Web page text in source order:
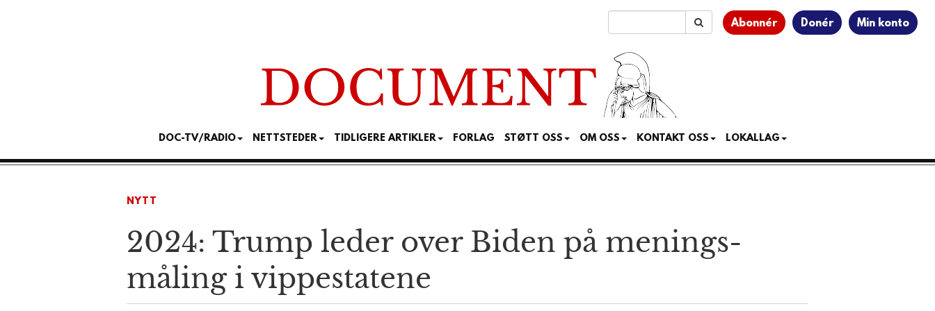
Abonnér Donér Min konto
DOC-TV/RADIO NETTSTEDER TIDLIGERE ARTIKLER FORLAG STØTT OSS OM OSS KONTAKT OSS LOKALLAG
NYTT
2024: Trump leder over Biden på menings­
måling i vippe­statene